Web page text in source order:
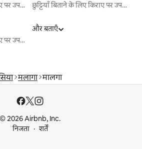
छुट्टियाँ बिताने के लिए किराए पर उपलब्ध जगहें
छुट्टियाँ बिताने के लिए किराए पर उपलब्ध जगहें
छुट्टियाँ बिताने के लिए किराए पर उपलब्ध जगहें
और बताएँ
मलागा मालगा
© 2026 Airbnb, Inc.
निजता
शर्तें